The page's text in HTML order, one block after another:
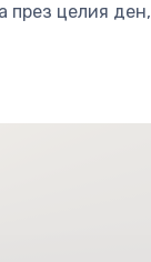
през целия ден,